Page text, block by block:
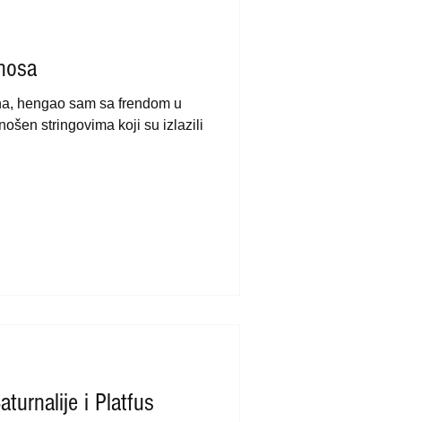
hengao sam sa frendom u
stringovima koji su izlazili
i Platfus